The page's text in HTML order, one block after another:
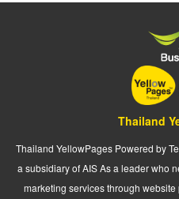
Thailand
Thailand YellowPages Powered by
a subsidiary of AIS As a leader who
marketing services through